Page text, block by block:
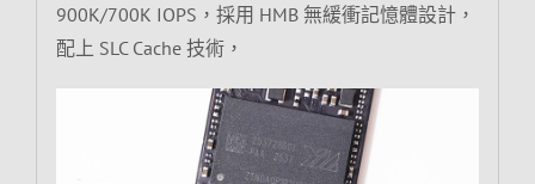
900K/700K IOPS，採用 HMB 無緩衝記憶體設計，
配上 SLC Cache 技術，